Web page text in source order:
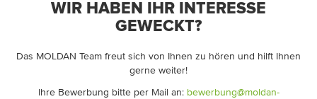
WIR HABEN IHR INTERESSE
GEWECKT?
Das MOLDAN Team freut sich von Ihnen zu hören und hilft Ihnen
gerne weiter!
Ihre Bewerbung bitte per Mail an: bewerbung@moldan-